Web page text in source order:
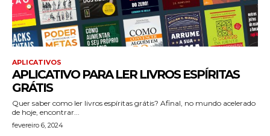
APLICATIVOS
APLICATIVO PARA LER LIVROS ESPÍRITAS
GRÁTIS
Quer saber como ler livros espíritas grátis? Afinal, no mundo acelerado
de hoje, encontrar...
fevereiro 6, 2024